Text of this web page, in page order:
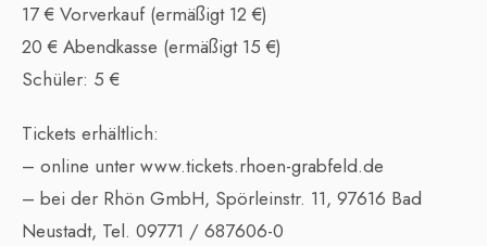
17 € Vorverkauf (ermäßigt 12 €)
20 € Abendkasse (ermäßigt 15 €)
Schüler: 5 €
Tickets erhältlich:
– online unter www.tickets.rhoen-grabfeld.de
– bei der Rhön GmbH, Spörleinstr. 11, 97616 Bad
Neustadt, Tel. 09771 / 687606-0